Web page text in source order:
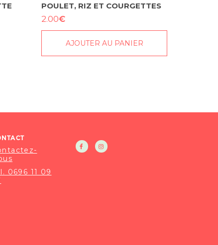
POULET, RIZ ET COURGETTES
2.00€
AJOUTER AU PANIER
0696 11 09